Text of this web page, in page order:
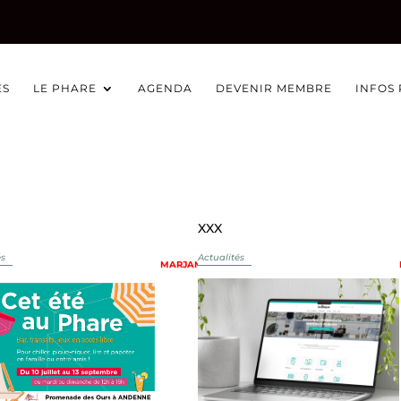
LE PHARE AGENDA DEVENIR MEMBRE INFOS
MARJAM
XXX
Actualités